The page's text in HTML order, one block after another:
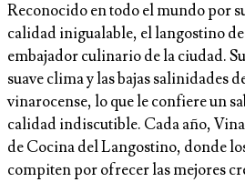
Reconocido en todo el mundo por
calidad inigualable, el langostino
embajador culinario de la ciudad.
suave clima y las bajas salinidades
vinarocense, lo que le confiere un
calidad indiscutible. Cada año,
de Cocina del Langostino, donde
compiten por ofrecer las mejores